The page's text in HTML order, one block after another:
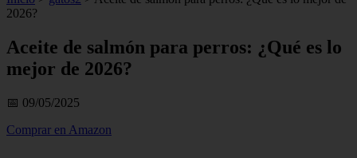
2026?
Aceite de salmón para perros: ¿Qué es lo
mejor de 2026?
📅 09/05/2025
Comprar en Amazon